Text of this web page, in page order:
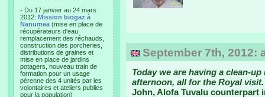
- Du 17 janvier au 24 mars
2012: Mission biogaz à
Nanumea (mise en place de
récupérateurs d'eau,
remplacement des réchauds,
construction des porcheries,
distributions de graines et
mise en place de jardins
potagers, nouveau train de
formation pour un usage
pérenne des 4 unités par les
volontaires et ateliers publics
pour la population)
September 7th, 2012:
Today we are having a clean-
afternoon, all for the Royal
John, Alofa Tuvalu counterpart